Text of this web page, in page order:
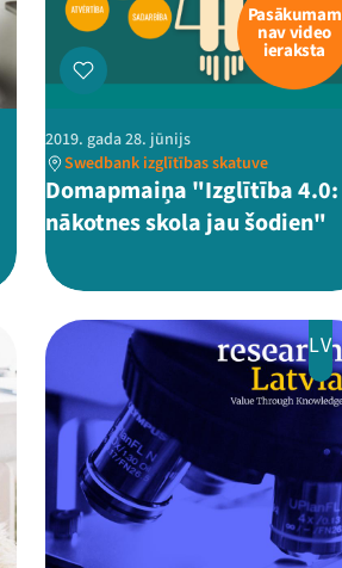
Pasākumam
nav video
ieraksta
2019. gada 28. jūnijs
Swedbank izglītības skatuve
Domapmaiņa "Izglītība 4.0:
nākotnes skola jau šodien"
LV